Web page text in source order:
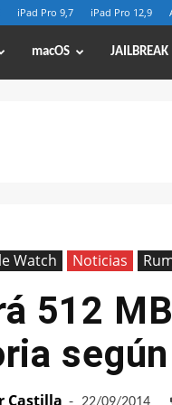
iPad Pro 9,7 iPad Pro 12,9
macOS JAILBREAK
Watch Noticias
512
Castilla -